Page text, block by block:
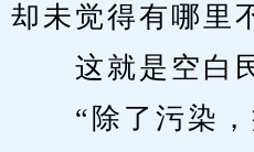
却未觉得有哪里
这就是空白民
“除了污染，